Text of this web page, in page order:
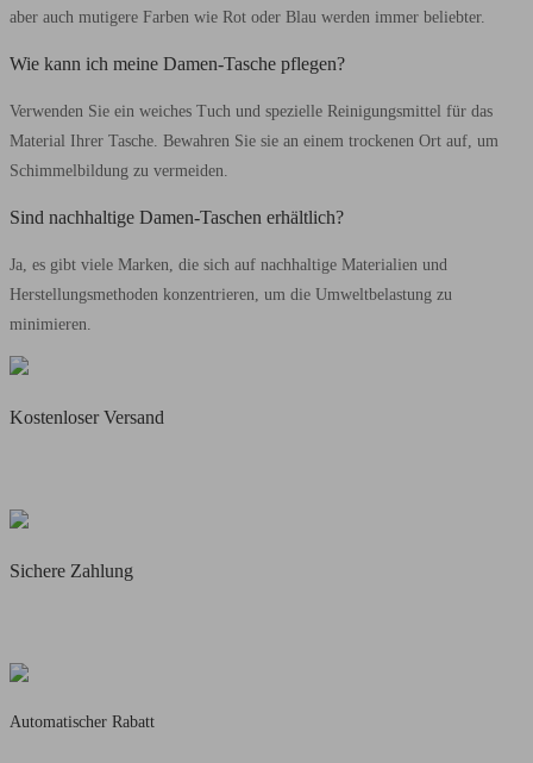
aber auch mutigere Farben wie Rot oder Blau werden immer beliebter.
Wie kann ich meine Damen-Tasche pflegen?
Verwenden Sie ein weiches Tuch und spezielle Reinigungsmittel für das
Material Ihrer Tasche. Bewahren Sie sie an einem trockenen Ort auf, um
Schimmelbildung zu vermeiden.
Sind nachhaltige Damen-Taschen erhältlich?
Ja, es gibt viele Marken, die sich auf nachhaltige Materialien und
Herstellungsmethoden konzentrieren, um die Umweltbelastung zu
minimieren.
Kostenloser Versand
Sichere Zahlung
Automatischer Rabatt